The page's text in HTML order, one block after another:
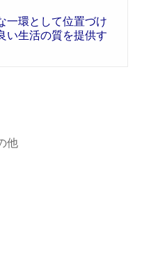
一環として位置づけ
い生活の質を提供す
他